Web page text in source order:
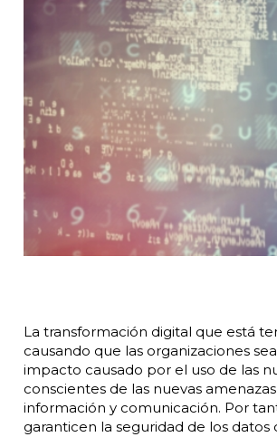
La transformación digital que está
causando que las organizaciones
impacto causado por el uso de las
conscientes de las nuevas
información y comunicación. Por
garanticen la seguridad de los